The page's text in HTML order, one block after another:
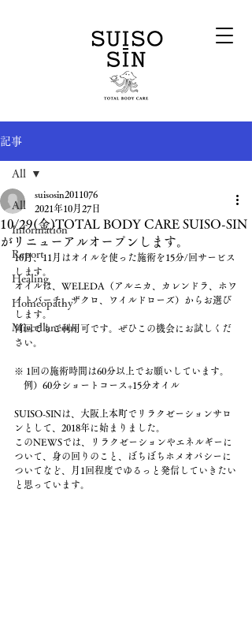
記事
All
Information
Report
Healing
Homeopathy
Miscellaneous
All
10/29(金)TOTAL BODY CARE SUISO-SIN
がリニューアルオープンします。
suisosin2011076
2021年10月27日
10月、11月はオイルを使った施術を15分/回サービス
します。
オイルは、WELEDA（アルニカ、カレンドラ、ホワ
イトバーチ、ザクロ、ワイルドローズ）からお選び
します。
何回でもご利用可です。ぜひこの機会にお試しくだ
さい。
※ 1回の施術時間は60分以上でお願いしています。
例）60分ショートコース+15分オイル
SUISO-SINは、大阪上本町でリラクゼーションサロ
ンとして、2018年に始まりました。
このNEWSでは、リラクゼーションやエネルギーに
ついて、身の回りのこと、ぼちぼちホメオパシーに
ついてなど、月1回程度でゆるっと発信していきたい
と思っています。